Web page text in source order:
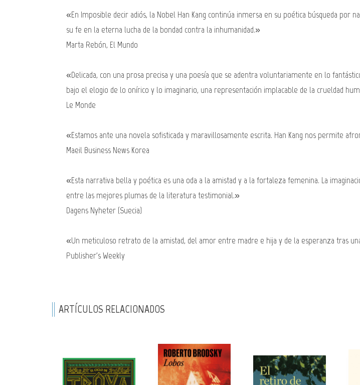
«En Imposible decir adiós, la Nobel Han Kang continúa inmersa en su poética búsqueda
su fe en la eterna lucha de la bondad contra la inhumanidad.»
Marta Rebón, El Mundo
«Delicada, con una prosa precisa y una poesía que se adentra voluntariamente en lo
bajo el elogio de lo onírico y lo imaginario, una representación implacable de la crueldad
Le Monde
«Estamos ante una novela sofisticada y maravillosamente escrita. Han Kang nos permite
Maeil Business News Korea
«Esta narrativa bella y poética es una oda a la amistad y a la fortaleza femenina. La
entre las mejores plumas de la literatura testimonial.»
Dagens Nyheter (Suecia)
«Un meticuloso retrato de la amistad, del amor entre madre e hija y de la esperanza tras
Publisher's Weekly
ARTÍCULOS RELACIONADOS